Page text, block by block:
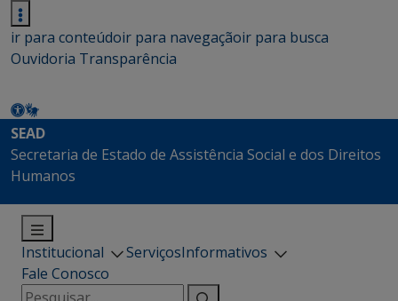
ir para conteúdoir para navegaçãoir para busca
Ouvidoria Transparência
SEAD
Secretaria de Estado de Assistência Social e dos Direitos
Humanos
Institucional ServiçosInformativos
Fale Conosco
Pesquisar